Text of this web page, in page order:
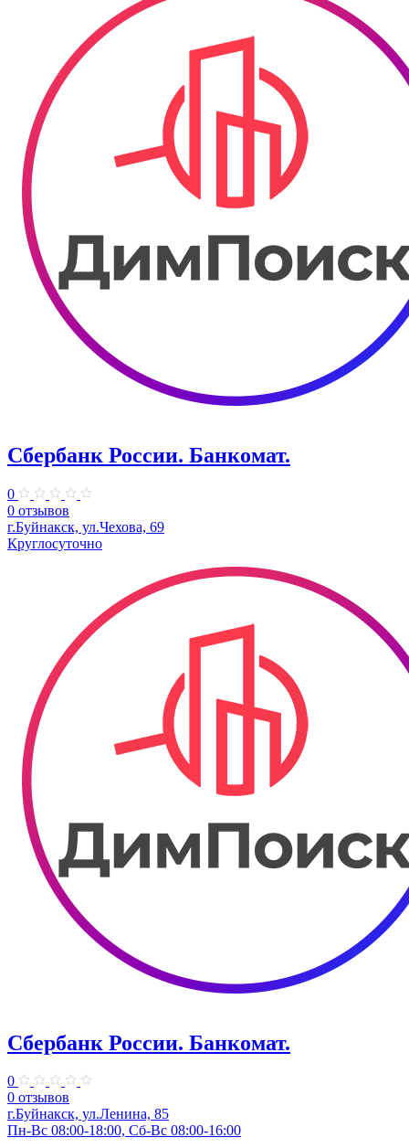
Сбербанк России. Банкомат.
0
0 отзывов
г.Буйнакск, ул.Чехова, 69
Круглосуточно
Сбербанк России. Банкомат.
0
0 отзывов
г.Буйнакск, ул.Ленина, 85
Пн-Вс 08:00-18:00, Сб-Вс 08:00-16:00